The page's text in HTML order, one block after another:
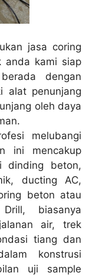
jasa coring
anda kami siap
dengan
alat penunjang
oleh daya
melubangi
ini mencakup
dinding beton,
ducting AC,
beton atau
biasanya
air, trek
tiang dan
konstrusi
uji sample